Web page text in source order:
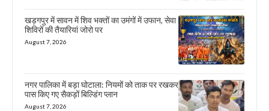
खड़गपुर में सावन में शिव भक्तों का उमंगों में उफान, सेवा
शिविरों की तैयारियां जोरो पर
August 7, 2026
नगर पालिका में बड़ा घोटाला: नियमों को ताक पर रखकर
पास किए गए सैकड़ों बिल्डिंग प्लान
August 7, 2026